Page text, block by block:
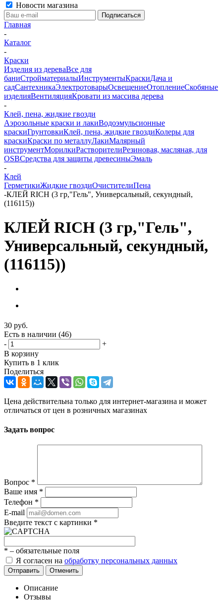
Новости магазина
Главная
-
Каталог
-
Краски
Изделия из дереваВсе для
баниСтройматериалыИнструментыКраскиДача и
садСантехникаЭлектротоварыОсвещениеОтоплениеСкобяные
изделияВентиляцияКровати из массива дерева
-
Клей, пена, жидкие гвозди
Аэрозольные краски и лакиВодоэмульсионные
краскиГрунтовкиКлей, пена, жидкие гвоздиКолеры для
краскиКраски по металлуЛакиМалярный
инструментМорилкиРастворителиРезиновая, масляная, для
OSBСредства для защиты древесиныЭмаль
-
Клей
ГерметикиЖидкие гвоздиОчистителиПена
-КЛЕЙ RICH (3 гр,"Гель", Универсальный, секундный,
(116115))
КЛЕЙ RICH (3 гр,"Гель",
Универсальный, секундный,
(116115))
30 руб.
Есть в наличии (46)
-
+
В корзину
Купить в 1 клик
Поделиться
Цена действительна только для интернет-магазина и может
отличаться от цен в розничных магазинах
Задать вопрос
Вопрос *
Ваше имя *
Телефон *
E-mail
Введите текст с картинки *
* – обязательные поля
Я согласен на обработку персональных данных
Отправить Отменить
Описание
Отзывы